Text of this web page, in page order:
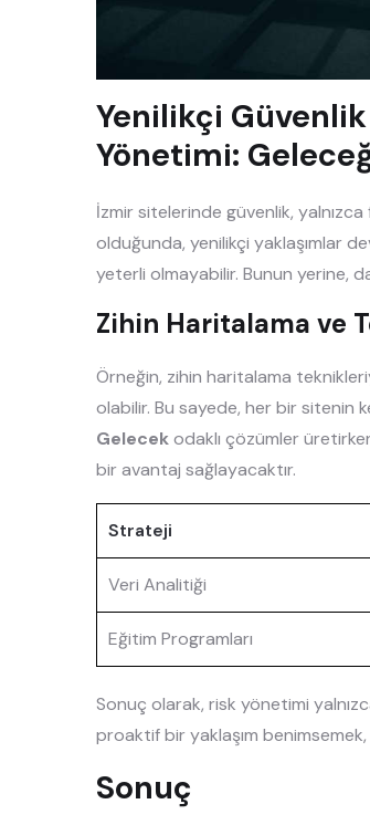
Yenilikçi
Yönetimi:
İzmir sitelerinde güvenlik, yalnızca
olduğunda, yenilikçi yaklaşımlar
yeterli olmayabilir. Bunun yerine,
Zihin Haritalama ve
Örneğin, zihin haritalama
olabilir. Bu sayede, her bir sitenin
Gelecekodaklı çözümler
bir avantaj sağlayacaktır.
Strateji
Veri Analitiği
Eğitim Programları
Sonuç olarak, risk yönetimi
proaktif bir yaklaşım
Sonuç